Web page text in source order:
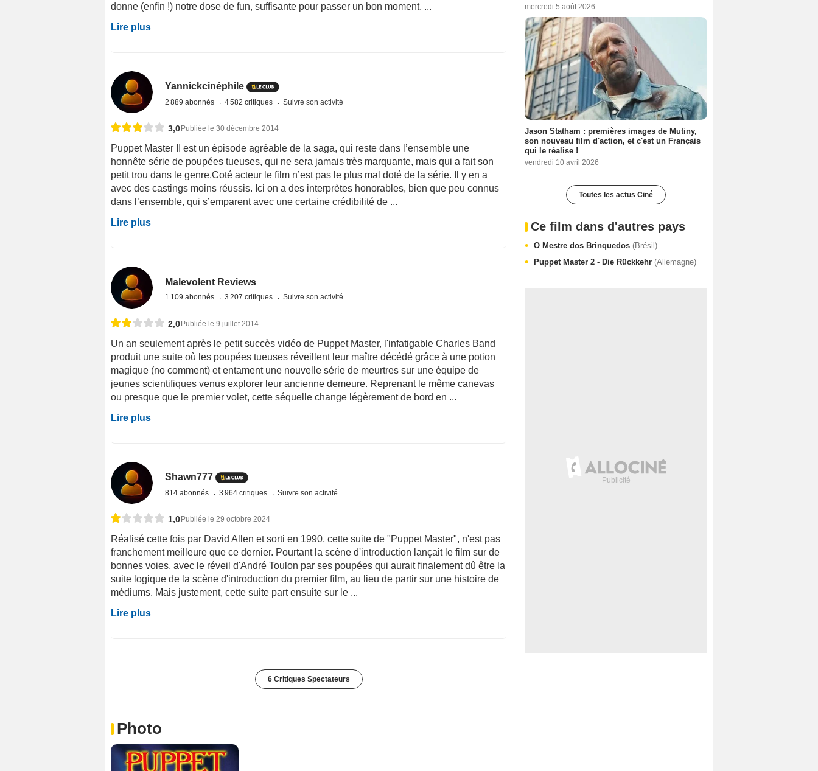
donne (enfin !) notre dose de fun, suffisante pour passer un bon moment. ...
Lire plus
Yannickcinéphile
2 889 abonnés 4 582 critiques Suivre son activité
3,0 Publiée le 30 décembre 2014
Puppet Master II est un épisode agréable de la saga, qui reste dans l’ensemble une
honnête série de poupées tueuses, qui ne sera jamais très marquante, mais qui a fait son
petit trou dans le genre.Coté acteur le film n’est pas le plus mal doté de la série. Il y en a
avec des castings moins réussis. Ici on a des interprètes honorables, bien que peu connus
dans l’ensemble, qui s’emparent avec une certaine crédibilité de ...
Lire plus
Malevolent Reviews
1 109 abonnés 3 207 critiques Suivre son activité
2,0 Publiée le 9 juillet 2014
Un an seulement après le petit succès vidéo de Puppet Master, l'infatigable Charles Band
produit une suite où les poupées tueuses réveillent leur maître décédé grâce à une potion
magique (no comment) et entament une nouvelle série de meurtres sur une équipe de
jeunes scientifiques venus explorer leur ancienne demeure. Reprenant le même canevas
ou presque que le premier volet, cette séquelle change légèrement de bord en ...
Lire plus
Shawn777
814 abonnés 3 964 critiques Suivre son activité
1,0 Publiée le 29 octobre 2024
Réalisé cette fois par David Allen et sorti en 1990, cette suite de "Puppet Master", n'est pas
franchement meilleure que ce dernier. Pourtant la scène d'introduction lançait le film sur de
bonnes voies, avec le réveil d'André Toulon par ses poupées qui aurait finalement dû être la
suite logique de la scène d'introduction du premier film, au lieu de partir sur une histoire de
médiums. Mais justement, cette suite part ensuite sur le ...
Lire plus
6 Critiques Spectateurs
Photo
mercredi 5 août 2026
Jason Statham : premières images de Mutiny,
son nouveau film d'action, et c'est un Français
qui le réalise !
vendredi 10 avril 2026
Toutes les actus Ciné
Ce film dans d'autres pays
O Mestre dos Brinquedos (Brésil)
Puppet Master 2 - Die Rückkehr (Allemagne)